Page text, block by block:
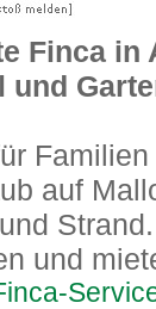
Finca
und
auf
und